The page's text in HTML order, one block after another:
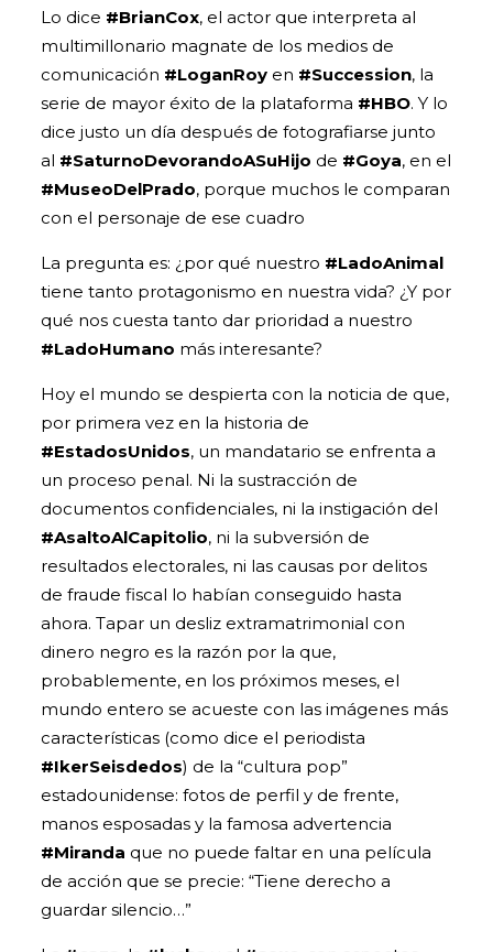
Lo dice #BrianCox, el actor que interpreta al
multimillonario magnate de los medios de
comunicación #LoganRoy en #Succession, la
serie de mayor éxito de la plataforma #HBO. Y lo
dice justo un día después de fotografiarse junto
al #SaturnoDevorandoASuHijo de #Goya, en el
#MuseoDelPrado, porque muchos le comparan
con el personaje de ese cuadro
La pregunta es: ¿por qué nuestro #LadoAnimal
tiene tanto protagonismo en nuestra vida? ¿Y por
qué nos cuesta tanto dar prioridad a nuestro
#LadoHumano más interesante?
Hoy el mundo se despierta con la noticia de que,
por primera vez en la historia de
#EstadosUnidos, un mandatario se enfrenta a
un proceso penal. Ni la sustracción de
documentos confidenciales, ni la instigación del
#AsaltoAlCapitolio, ni la subversión de
resultados electorales, ni las causas por delitos
de fraude fiscal lo habían conseguido hasta
ahora. Tapar un desliz extramatrimonial con
dinero negro es la razón por la que,
probablemente, en los próximos meses, el
mundo entero se acueste con las imágenes más
características (como dice el periodista
#IkerSeisdedos) de la “cultura pop”
estadounidense: fotos de perfil y de frente,
manos esposadas y la famosa advertencia
#Miranda que no puede faltar en una película
de acción que se precie: “Tiene derecho a
guardar silencio…”